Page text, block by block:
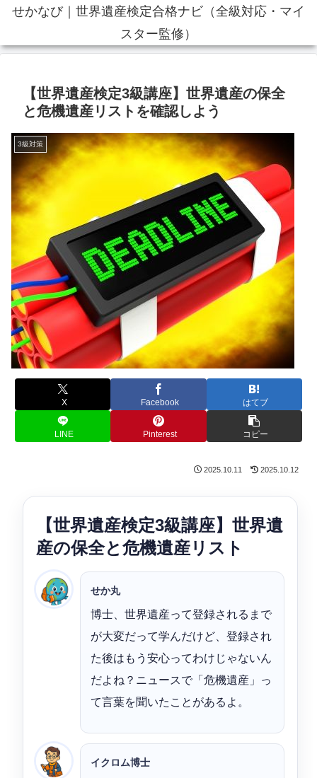
せかなび｜世界遺産検定合格ナビ（全級対応・マイ
スター監修）
【世界遺産検定3級講座】世界遺産の保全
と危機遺産リストを確認しよう
3級対策
X Facebook はてブ
LINE Pinterest コピー
2025.10.11 2025.10.12
【世界遺産検定3級講座】世界遺
産の保全と危機遺産リスト
せか丸
博士、世界遺産って登録されるまで
が大変だって学んだけど、登録され
た後はもう安心ってわけじゃないん
だよね？ニュースで「危機遺産」っ
て言葉を聞いたことがあるよ。
イクロム博士